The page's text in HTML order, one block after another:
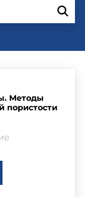
Методы
пористости